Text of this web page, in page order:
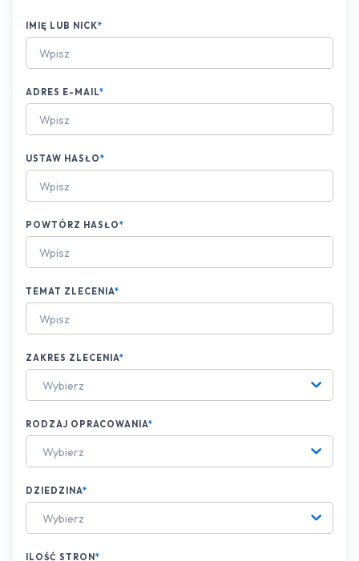
IMIĘ LUB NICK*
ADRES E-MAIL*
USTAW HASŁO*
POWTÓRZ HASŁO*
TEMAT ZLECENIA*
ZAKRES ZLECENIA*
Wybierz
RODZAJ OPRACOWANIA*
Wybierz
DZIEDZINA*
Wybierz
ILOŚĆ STRON*